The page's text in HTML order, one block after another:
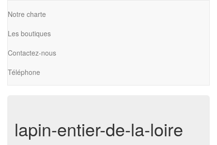
Notre charte
Les boutiques
Contactez-nous
Téléphone
lapin-entier-de-la-loire